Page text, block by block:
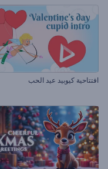
افتتاحية كيوبيد عيد الحب